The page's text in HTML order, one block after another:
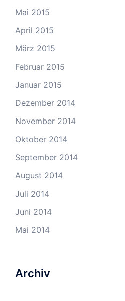
Mai 2015
April 2015
März 2015
Februar 2015
Januar 2015
Dezember 2014
November 2014
Oktober 2014
September 2014
August 2014
Juli 2014
Juni 2014
Mai 2014
Archiv